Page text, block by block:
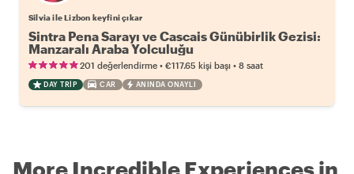
Silvia ile Lizbon keyfini çıkar
Sintra Pena Sarayı ve Cascais Günübirlik Gezisi:
Manzaralı Araba Yolculuğu
201 değerlendirme • €117.65 kişi başı • 8 saat
DAY TRIP CAR ANINDA ONAYLI
More Incredible Experiences in